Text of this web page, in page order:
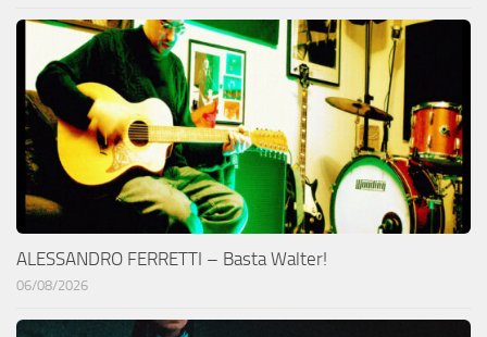
ALESSANDRO FERRETTI – Basta Walter!
06/08/2026